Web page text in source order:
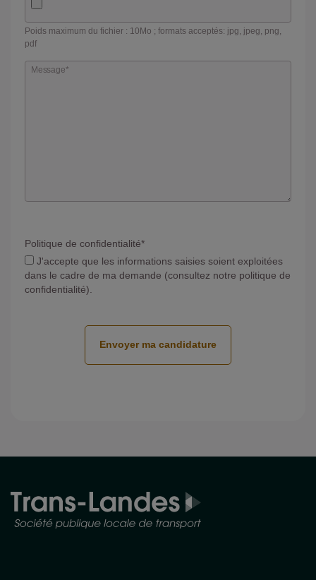
Poids maximum du fichier : 10Mo ; formats acceptés: jpg, jpeg, png,
pdf
Message*
Politique de confidentialité*
dans le cadre de ma demande (consultez notre politique de
confidentialité).